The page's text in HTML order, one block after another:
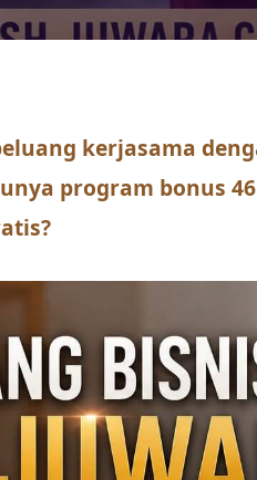
kerjasama
program bonus